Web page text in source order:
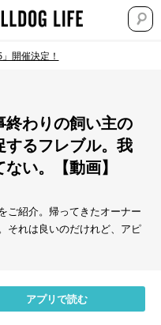
開催決定！
終わりの飼い主の
するフレブル。我
い。【動画】
ご紹介。帰ってきたオーナー
それは良いのだけれど、アピ
アプリで読む